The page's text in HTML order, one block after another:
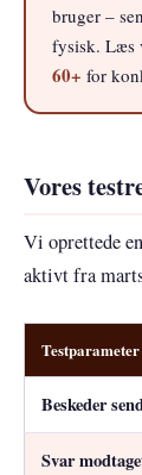
bruger –
fysisk. Læs
60+ for
Vores
Vi oprettede
aktivt fra
Testparameter
Beskeder
Svar